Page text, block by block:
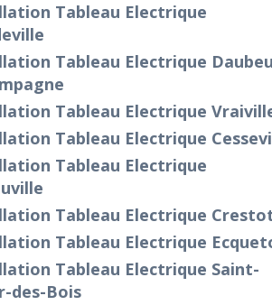
Tableau Electrique
Tableau Electrique
Tableau Electrique
Tableau Electrique
Tableau Electrique
Tableau Electrique
Tableau Electrique
Tableau Electrique Saint-
des-Bois